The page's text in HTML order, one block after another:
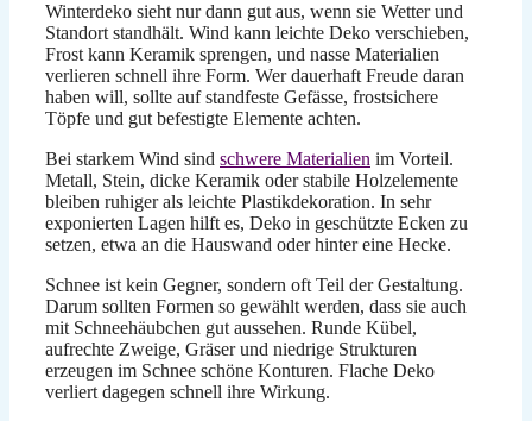
Winterdeko sieht nur dann gut aus, wenn sie Wetter und
Standort standhält. Wind kann leichte Deko verschieben,
Frost kann Keramik sprengen, und nasse Materialien
verlieren schnell ihre Form. Wer dauerhaft Freude daran
haben will, sollte auf standfeste Gefässe, frostsichere
Töpfe und gut befestigte Elemente achten.
Bei starkem Wind sind schwere Materialien im Vorteil.
Metall, Stein, dicke Keramik oder stabile Holzelemente
bleiben ruhiger als leichte Plastikdekoration. In sehr
exponierten Lagen hilft es, Deko in geschützte Ecken zu
setzen, etwa an die Hauswand oder hinter eine Hecke.
Schnee ist kein Gegner, sondern oft Teil der Gestaltung.
Darum sollten Formen so gewählt werden, dass sie auch
mit Schneehäubchen gut aussehen. Runde Kübel,
aufrechte Zweige, Gräser und niedrige Strukturen
erzeugen im Schnee schöne Konturen. Flache Deko
verliert dagegen schnell ihre Wirkung.